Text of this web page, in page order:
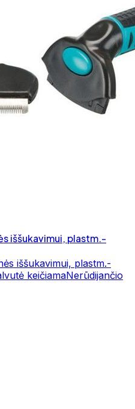
iššukavimui, plastm.-
iššukavimui, plastm.-
keičiamaNerūdijančio